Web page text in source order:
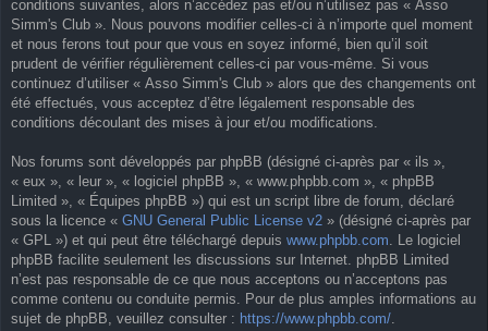
conditions suivantes, alors n’accédez pas et/ou n’utilisez pas « Asso
Simm's Club ». Nous pouvons modifier celles-ci à n’importe quel moment
et nous ferons tout pour que vous en soyez informé, bien qu’il soit
prudent de vérifier régulièrement celles-ci par vous-même. Si vous
continuez d’utiliser « Asso Simm's Club » alors que des changements ont
été effectués, vous acceptez d’être légalement responsable des
conditions découlant des mises à jour et/ou modifications.
Nos forums sont développés par phpBB (désigné ci-après par « ils »,
« eux », « leur », « logiciel phpBB », « www.phpbb.com », « phpBB
Limited », « Équipes phpBB ») qui est un script libre de forum, déclaré
sous la licence « GNU General Public License v2 » (désigné ci-après par
« GPL ») et qui peut être téléchargé depuis www.phpbb.com . Le logiciel
phpBB facilite seulement les discussions sur Internet. phpBB Limited
n’est pas responsable de ce que nous acceptons ou n’acceptons pas
comme contenu ou conduite permis. Pour de plus amples informations au
sujet de phpBB, veuillez consulter : https://www.phpbb.com/